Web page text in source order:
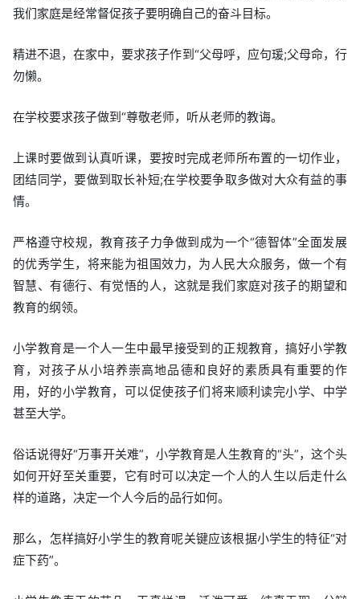
我们家庭是经常督促孩子要明确自己的奋斗目标。
精进不退，在家中，要求孩子作到“父母呼，应句瑗;父母命，行
勿懒。
在学校要求孩子做到“尊敬老师，听从老师的教诲。
上课时要做到认真听课，要按时完成老师所布置的一切作业，
团结同学，要做到取长补短;在学校要争取多做对大众有益的事
情。
严格遵守校规，教育孩子力争做到成为一个“德智体”全面发展
的优秀学生，将来能为祖国效力，为人民大众服务，做一个有
智慧、有德行、有觉悟的人，这就是我们家庭对孩子的期望和
教育的纲领。
小学教育是一个人一生中最早接受到的正规教育，搞好小学教
育，对孩子从小培养崇高地品德和良好的素质具有重要的作
用，好的小学教育，可以促使孩子们将来顺利读完小学、中学
甚至大学。
俗话说得好“万事开关难”，小学教育是人生教育的“头”，这个头
如何开好至关重要，它有时可以决定一个人的人生以后走什么
样的道路，决定一个人今后的品行如何。
那么，怎样搞好小学生的教育呢关键应该根据小学生的特征“对
症下药”。